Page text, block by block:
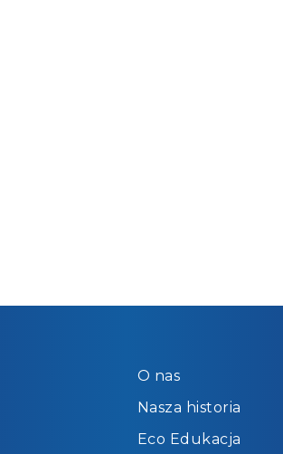
O nas
Nasza historia
Eco Edukacja